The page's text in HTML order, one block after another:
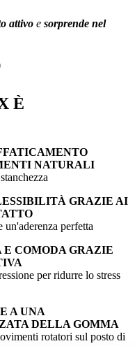
attivo e sorprende nel
È
NATURALI
GRAZIE AI
un'aderenza perfetta
E COMODA GRAZIE
per ridurre lo stress
A UNA
DELLA GOMMA
rotatori sul posto di